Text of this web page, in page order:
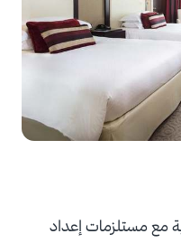
مع مستلزمات إعداد